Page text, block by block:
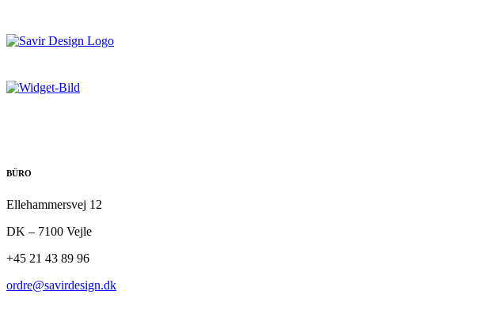
BÜRO
Ellehammersvej 12
DK – 7100 Vejle
+45 21 43 89 96
ordre@savirdesign.dk